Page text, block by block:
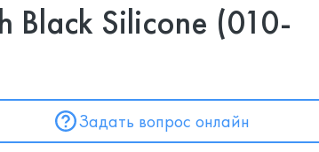
Black Silicone (010-
Задать вопрос онлайн